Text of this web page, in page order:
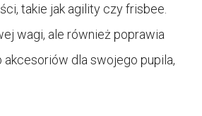
takie jak agility czy frisbee.
wagi, ale również poprawia
dla swojego pupila,